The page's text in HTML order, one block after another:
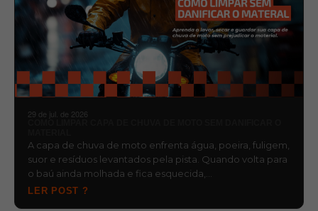
29 de jul. de 2026
A capa de chuva de moto enfrenta água, poeira, fuligem,
suor e resíduos levantados pela pista. Quando volta para
o baú ainda molhada e fica esquecida,…
LER POST ?